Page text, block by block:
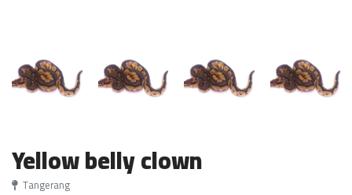
Yellow belly clown
Tangerang